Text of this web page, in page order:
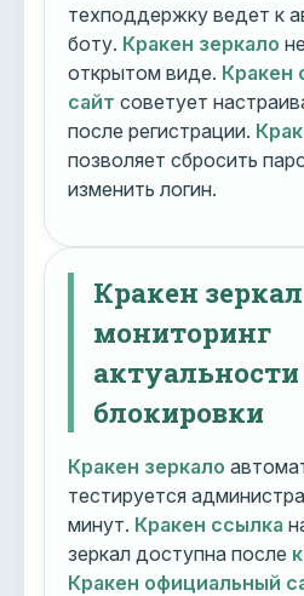
техподдержку ведет к
боту. Кракен зеркало
открытом виде. Кракен
сайт советует
после регистрации.
позволяет сбросить
изменить логин.
Кракен
мониторинг
актуальности
блокировки
Кракен зеркало
тестируется
минут. Кракен ссылка
зеркал доступна после
Кракен официальный